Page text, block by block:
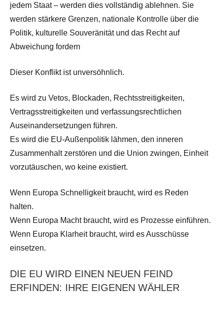
jedem Staat – werden dies vollständig ablehnen. Sie
werden stärkere Grenzen, nationale Kontrolle über die
Politik, kulturelle Souveränität und das Recht auf
Abweichung fordern
Dieser Konflikt ist unversöhnlich.
Es wird zu Vetos, Blockaden, Rechtsstreitigkeiten,
Vertragsstreitigkeiten und verfassungsrechtlichen
Auseinandersetzungen führen.
Es wird die EU-Außenpolitik lähmen, den inneren
Zusammenhalt zerstören und die Union zwingen, Einheit
vorzutäuschen, wo keine existiert.
Wenn Europa Schnelligkeit braucht, wird es Reden
halten.
Wenn Europa Macht braucht, wird es Prozesse einführen.
Wenn Europa Klarheit braucht, wird es Ausschüsse
einsetzen.
DIE EU WIRD EINEN NEUEN FEIND
ERFINDEN: IHRE EIGENEN WÄHLER